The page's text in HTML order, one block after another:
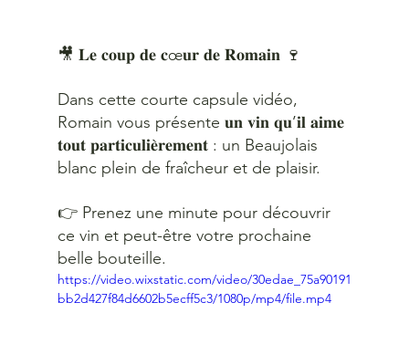
🎥 𝐋𝐞 𝐜𝐨𝐮𝐩 𝐝𝐞 𝐜œ𝐮𝐫 𝐝𝐞 𝐑𝐨𝐦𝐚𝐢𝐧 🍷
Dans cette courte capsule vidéo,
Romain vous présente 𝐮𝐧 𝐯𝐢𝐧 𝐪𝐮’𝐢𝐥 𝐚𝐢𝐦𝐞
𝐭𝐨𝐮𝐭 𝐩𝐚𝐫𝐭𝐢𝐜𝐮𝐥𝐢𝐞̀𝐫𝐞𝐦𝐞𝐧𝐭 : un Beaujolais
blanc plein de fraîcheur et de plaisir.
👉 Prenez une minute pour découvrir
ce vin et peut-être votre prochaine
belle bouteille.
https://video.wixstatic.com/video/30edae_75a90191
bb2d427f84d6602b5ecff5c3/1080p/mp4/file.mp4